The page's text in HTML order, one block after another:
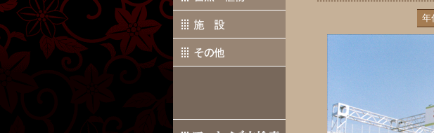
年